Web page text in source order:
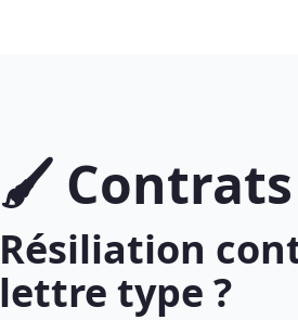
🖌
Résiliation
lettre type ?